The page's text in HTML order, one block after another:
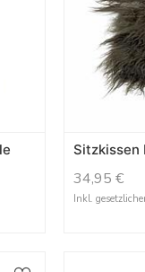
Sitzkissen
34,95 €
Inkl.